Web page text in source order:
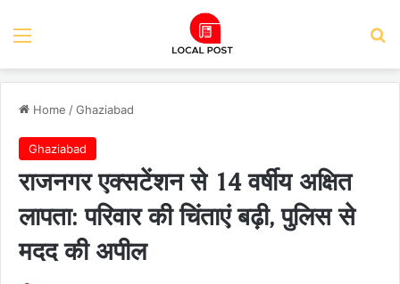
Menu
Home /Ghaziabad
Ghaziabad
राजनगर एक्सटेंशन से 14 वर्षीय अक्षित
लापता: परिवार की चिंताएं बढ़ी, पुलिस से
मदद की अपील